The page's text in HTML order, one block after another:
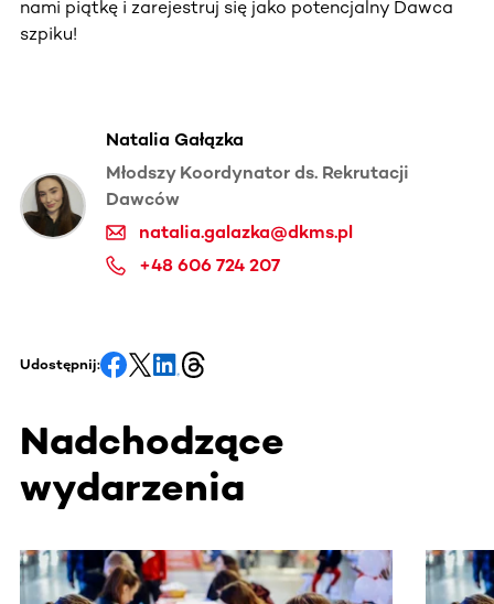
nami piątkę i zarejestruj się jako potencjalny Dawca
szpiku!
Natalia Gałązka
Młodszy Koordynator ds. Rekrutacji
Dawców
natalia.galazka@dkms.pl
+48 606 724 207
Udostępnij:
Nadchodzące
wydarzenia
Ta sekcja zawiera treści przewijane w poziomie. Użyj